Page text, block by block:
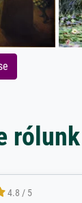
rólunk
5 / 5